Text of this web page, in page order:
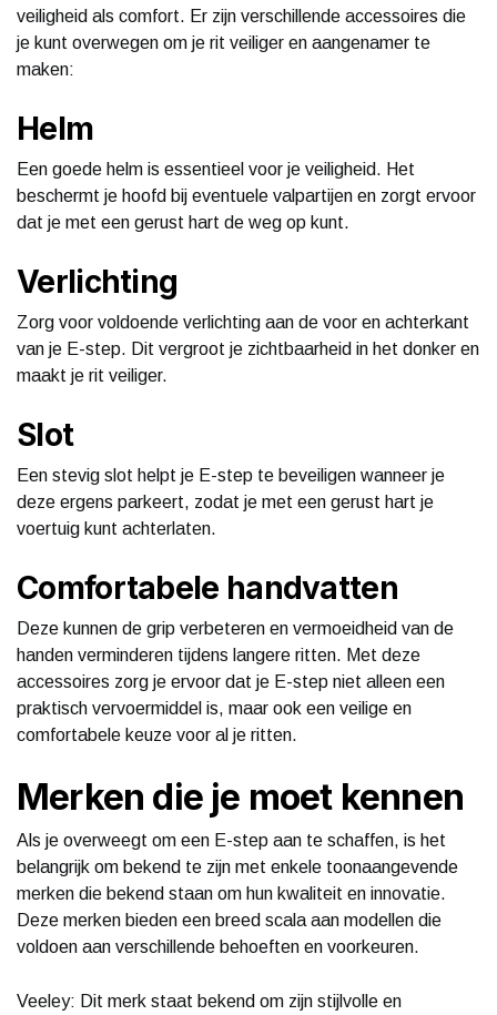
veiligheid als comfort. Er zijn verschillende accessoires die
je kunt overwegen om je rit veiliger en aangenamer te
maken:
Helm
Een goede helm is essentieel voor je veiligheid. Het
beschermt je hoofd bij eventuele valpartijen en zorgt ervoor
dat je met een gerust hart de weg op kunt.
Verlichting
Zorg voor voldoende verlichting aan de voor en achterkant
van je E-step. Dit vergroot je zichtbaarheid in het donker en
maakt je rit veiliger.
Slot
Een stevig slot helpt je E-step te beveiligen wanneer je
deze ergens parkeert, zodat je met een gerust hart je
voertuig kunt achterlaten.
Comfortabele handvatten
Deze kunnen de grip verbeteren en vermoeidheid van de
handen verminderen tijdens langere ritten. Met deze
accessoires zorg je ervoor dat je E-step niet alleen een
praktisch vervoermiddel is, maar ook een veilige en
comfortabele keuze voor al je ritten.
Merken die je moet kennen
Als je overweegt om een E-step aan te schaffen, is het
belangrijk om bekend te zijn met enkele toonaangevende
merken die bekend staan om hun kwaliteit en innovatie.
Deze merken bieden een breed scala aan modellen die
voldoen aan verschillende behoeften en voorkeuren.
Veeley: Dit merk staat bekend om zijn stijlvolle en